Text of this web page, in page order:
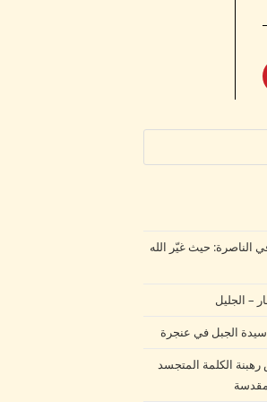
الناصرة: حيث غيّر الله
– الجليل
الجبل في عنجرة
الكلمة المتجسد